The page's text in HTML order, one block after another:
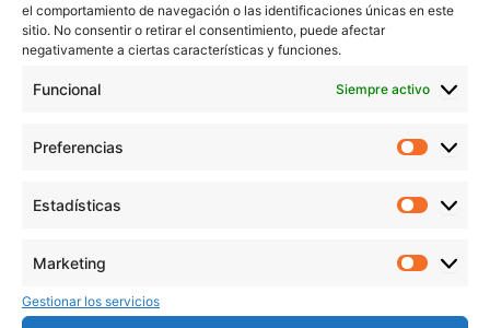
el comportamiento de navegación o las identificaciones únicas en este
sitio. No consentir o retirar el consentimiento, puede afectar
negativamente a ciertas características y funciones.
Funcional Siempre activo
Preferencias
Estadísticas
Marketing
Gestionar los servicios
Cálculo del MCM de 6 y 12
Factores primos de 6:
6=2×36 = 2 \times 36=2×3.
312=22×3.
El MCM se calcula tomando el mayor exponente de cada
Por lo tanto, el mínimo común múltiplo de 6 y 12 es 12.